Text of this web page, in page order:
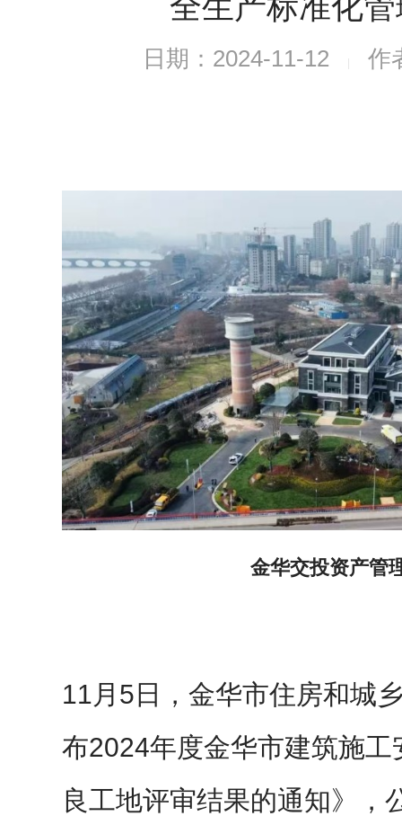
全生产标准化
日期：2024-11-12 作
金华交投资产管
11月5日，金华市住房和城
布2024年度金华市建筑施
良工地评审结果的通知》，